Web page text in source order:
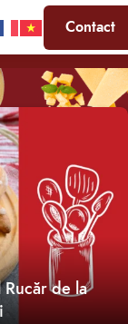
Contact
Rucăr de la